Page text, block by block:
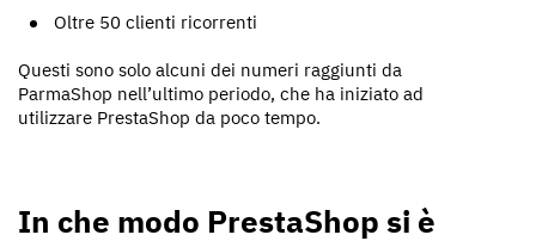
Oltre 50 clienti ricorrenti
Questi sono solo alcuni dei numeri raggiunti da
ParmaShop nell’ultimo periodo, che ha iniziato ad
utilizzare PrestaShop da poco tempo.
In che modo PrestaShop si è